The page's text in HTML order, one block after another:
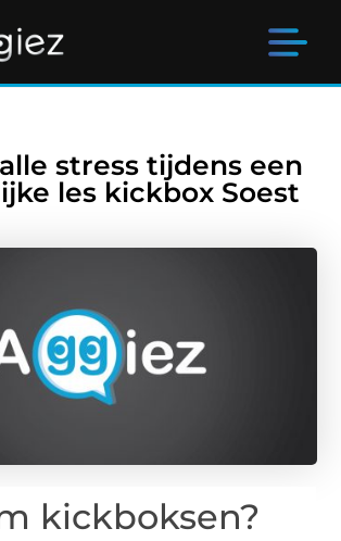
stress tijdens een
les kickbox Soest
kickboksen?